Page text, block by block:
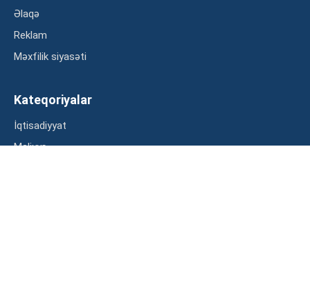
Əlaqə
Reklam
Məxfilik siyasəti
Kateqoriyalar
İqtisadiyyat
Maliyyə